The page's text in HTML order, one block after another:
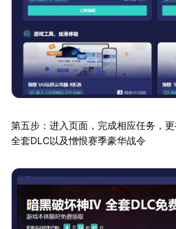
第五步：进入页面，完成相应任务，
全套DLC以及憎恨赛季豪华战令